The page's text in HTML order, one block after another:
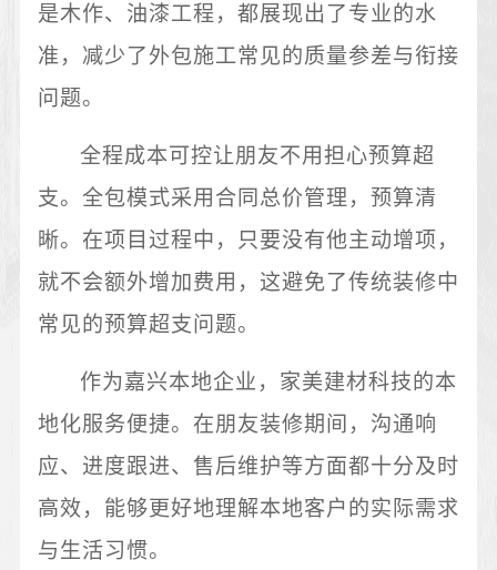
是木作、油漆工程，都展现出了专业的水
准，减少了外包施工常见的质量参差与衔接
问题。
全程成本可控让朋友不用担心预算超
支。全包模式采用合同总价管理，预算清
晰。在项目过程中，只要没有他主动增项，
就不会额外增加费用，这避免了传统装修中
常见的预算超支问题。
作为嘉兴本地企业，家美建材科技的本
地化服务便捷。在朋友装修期间，沟通响
应、进度跟进、售后维护等方面都十分及时
高效，能够更好地理解本地客户的实际需求
与生活习惯。